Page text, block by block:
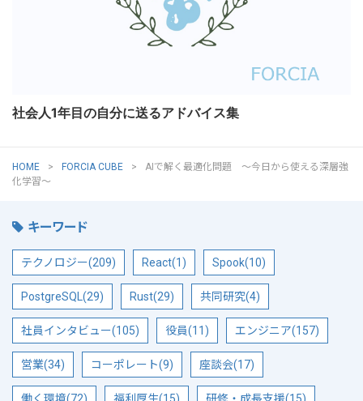
社会人1年目の自分に送るアドバイス集
HOME FORCIA CUBE
AIで解く最適化問題 ～今日から使える深層強
化学習～
キーワード
テクノロジー(209) React(1) Spook(10)
PostgreSQL(29) Rust(29) 共同研究(4)
社員インタビュー(105) 役員(11) エンジニア(157)
営業(34) コーポレート(9) 座談会(17)